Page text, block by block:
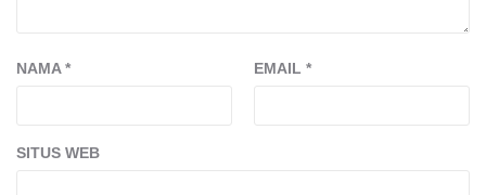
NAMA* EMAIL *
SITUS WEB